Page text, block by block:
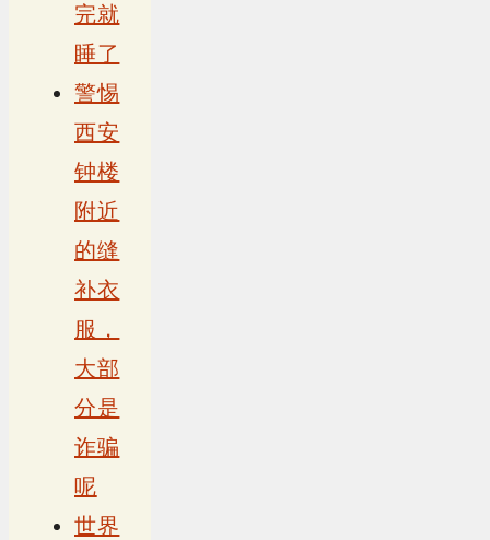
完就
睡了
警惕
西安
钟楼
附近
的缝
补衣
服，
大部
分是
诈骗
呢
世界